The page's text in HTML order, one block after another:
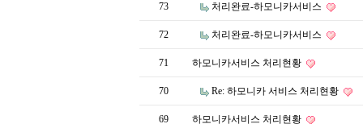
73 처리완료-하모니카서비스
72 처리완료-하모니카서비스
71 하모니카서비스 처리현황
70 Re: 하모니카 서비스 처리현황
69 하모니카서비스 처리현황